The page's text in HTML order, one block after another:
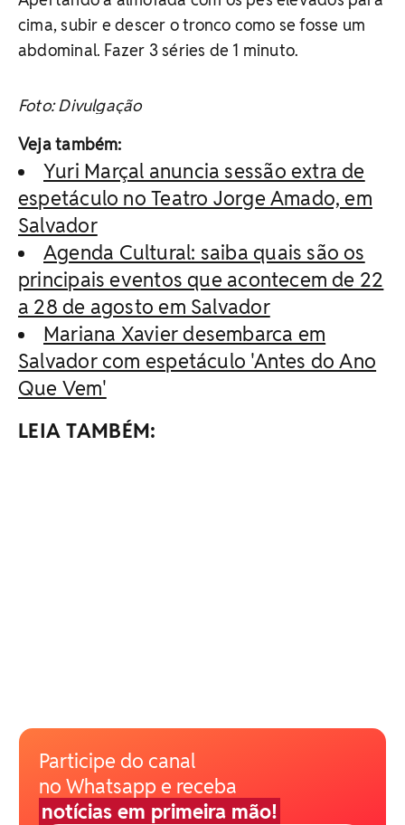
cima, subir e descer o tronco como se fosse um
abdominal. Fazer 3 séries de 1 minuto.
Foto: Divulgação
Veja também:
Yuri Marçal anuncia sessão extra de
espetáculo no Teatro Jorge Amado, em
Salvador
Agenda Cultural: saiba quais são os
principais eventos que acontecem de 22
a 28 de agosto em Salvador
Mariana Xavier desembarca em
Salvador com espetáculo 'Antes do Ano
Que Vem'
LEIA TAMBÉM:
Participe do canal
no Whatsapp e receba
notícias em primeira mão!